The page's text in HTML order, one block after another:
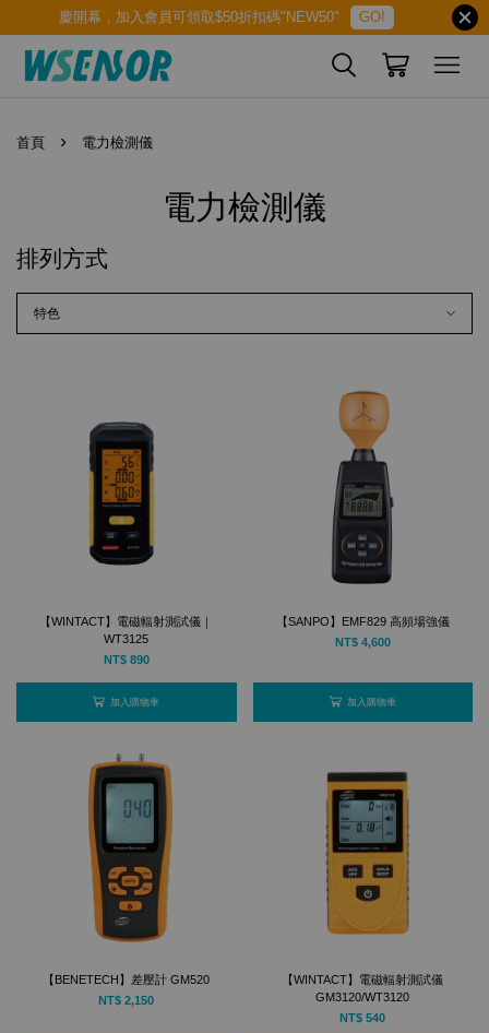
慶開幕，加入會員可領取$50折扣碼"NEW50" GO!
首頁 › 電力檢測儀
電力檢測儀
排列方式
【WINTACT】電磁輻射測試儀｜
WT3125
NT$ 890
加入購物車
【SANPO】EMF829 高頻場強儀
NT$ 4,600
加入購物車
【BENETECH】差壓計 GM520
NT$ 2,150
【WINTACT】電磁輻射測試儀
GM3120/WT3120
NT$ 540